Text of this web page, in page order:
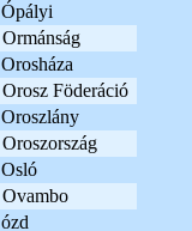
Ópályi
Ormánság
Orosháza
Orosz Föderáció
Oroszlány
Oroszország
Osló
Ovambo
ózd